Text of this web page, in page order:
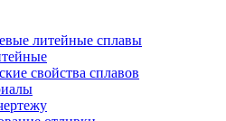
литейные сплавы
свойства сплавов